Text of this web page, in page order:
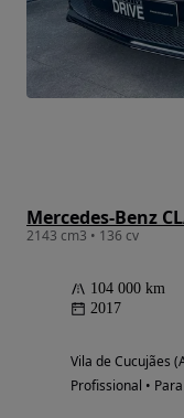
2143 cm3 • 136 cv
104 000 km
2017
Vila de Cucujães
Profissional •